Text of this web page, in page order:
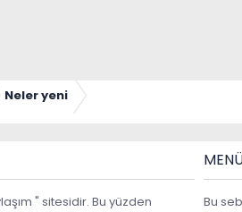
Neler yeni
" sitesidir. Bu yüzden Bu